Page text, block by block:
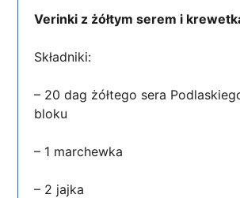
Verinki z żółtym serem i
Składniki:
– 20 dag żółtego sera
bloku
– 1 marchewka
– 2 jajka